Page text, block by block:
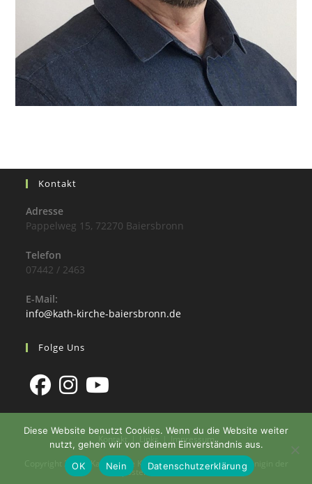
Kontakt
Adresse
Pappelweg 15, 72270 Baiersbronn
Telefon
07442 / 2463
E-Mail:
info@kath-kirche-baiersbronn.de
Folge Uns
Kontakt Links Impressum
Copyright 2026 - Katholische Kirchengemeinde St. Maria Königin der
Apostel Baiersbronn
Diese Website benutzt Cookies. Wenn du die Website weiter
nutzt, gehen wir von deinem Einverständnis aus.
OK
Nein Datenschutzerklärung